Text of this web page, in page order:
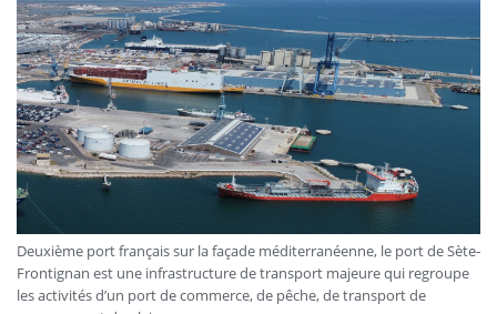
Deuxième port français sur la façade méditerranéenne, le port de Sète‐
Frontignan est une infrastructure de transport majeure qui regroupe
les activités d’un port de commerce, de pêche, de transport de